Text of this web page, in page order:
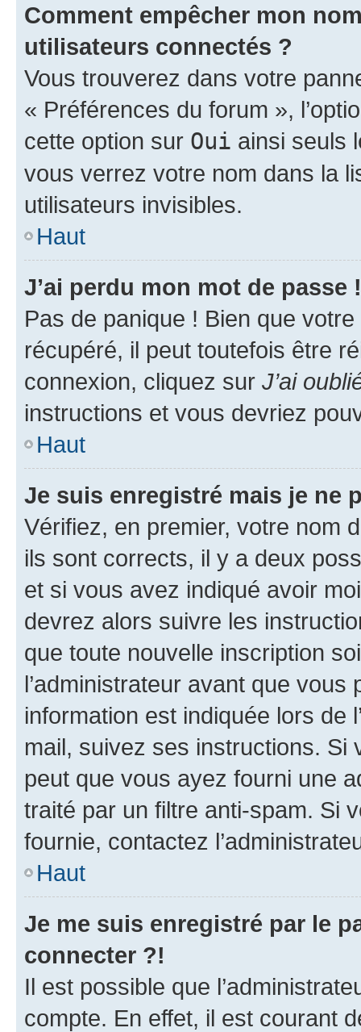
Comment empêcher mon
utilisateurs connectés ?
Vous trouverez dans votre
« Préférences du forum »,
cette option sur Oui ainsi seuls
vous verrez votre nom dans la
utilisateurs invisibles.
Haut
J’ai perdu mon mot de passe !
Pas de panique ! Bien que
récupéré, il peut toutefois être
connexion, cliquez sur J’ai
instructions et vous devriez
Haut
Je suis enregistré mais je ne
Vérifiez, en premier, votre nom
ils sont corrects, il y a deux
et si vous avez indiqué avoir
devrez alors suivre les
que toute nouvelle inscription
l’administrateur avant que
information est indiquée lors de
mail, suivez ses instructions. Si
peut que vous ayez fourni une
traité par un filtre anti-spam. Si
fournie, contactez
Haut
Je me suis enregistré par le
connecter ?!
Il est possible que
compte. En effet, il est courant